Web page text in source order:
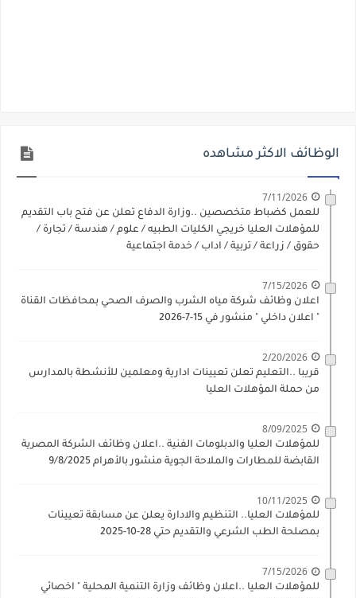
الوظائف الاكثر مشاهده
7/11/2026
للعمل كضباط متخصصين ..وزارة الدفاع تعلن عن فتح باب التقديم
للمؤهلات العليا خريجي الكليات الطبيه / علوم / هندسة / تجارة /
حقوق / زراعة / تربية / اداب / خدمة اجتماعية
7/15/2026
اعلان وظائف شركة مياه الشرب والصرف الصحي بمحافظات القناة
" اعلان داخلي " منشور في 15-7-2026
2/20/2026
قريبا ..التعليم تعلن تعيينات ادارية ومعلمين للأنشطة بالمدارس
من حملة المؤهلات العليا
8/09/2025
للمؤهلات العليا والدبلومات الفنية ..اعلان وظائف الشركة المصرية
القابضة للمطارات والملاحة الجوية منشور بالأهرام 9/8/2025
10/11/2025
للمؤهلات العليا.. التنظيم والادارة يعلن عن مسابقة تعيينات
بمصلحة الطب الشرعي والتقديم حتي 28-10-2025
7/15/2026
للمؤهلات العليا ..اعلان وظائف وزارة التنمية المحلية " اخصائي